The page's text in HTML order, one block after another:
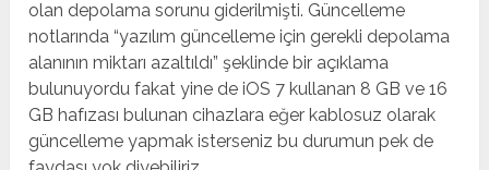
olan depolama sorunu giderilmişti. Güncelleme
notlarında “yazılım güncelleme için gerekli depolama
alanının miktarı azaltıldı” şeklinde bir açıklama
bulunuyordu fakat yine de iOS 7 kullanan 8 GB ve 16
GB hafızası bulunan cihazlara eğer kablosuz olarak
güncelleme yapmak isterseniz bu durumun pek de